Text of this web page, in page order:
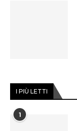
I PIÙ LETTI
1